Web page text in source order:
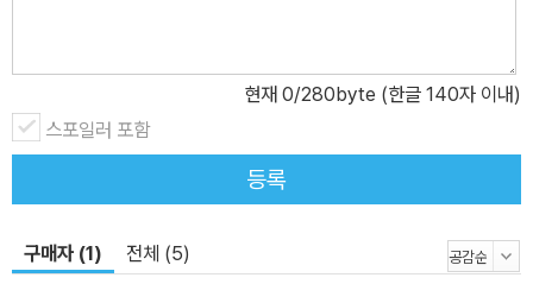
다채롭고 밀도 있게 탐구하고 있다. 장대한 중국 환경사의 모든 주제
를 망라하고 있는 이 책은 각 시대에 따른 자연경관의 변화는 물론이
고, 특정 지역이 지닌 고유한 자연환경이 어떤 환경문제를 유발하는
지 매우 세밀하게 논증한다. 특히 환경문제에서 국가의 강력한 통제
했다는 그의 분석은 중국 고유의 사회적 역동성을 환경변화의 요인과
현재 0/280byte (한글 140자 이내)
스포일러 포함
등록
구매자 (1) 전체 (5)